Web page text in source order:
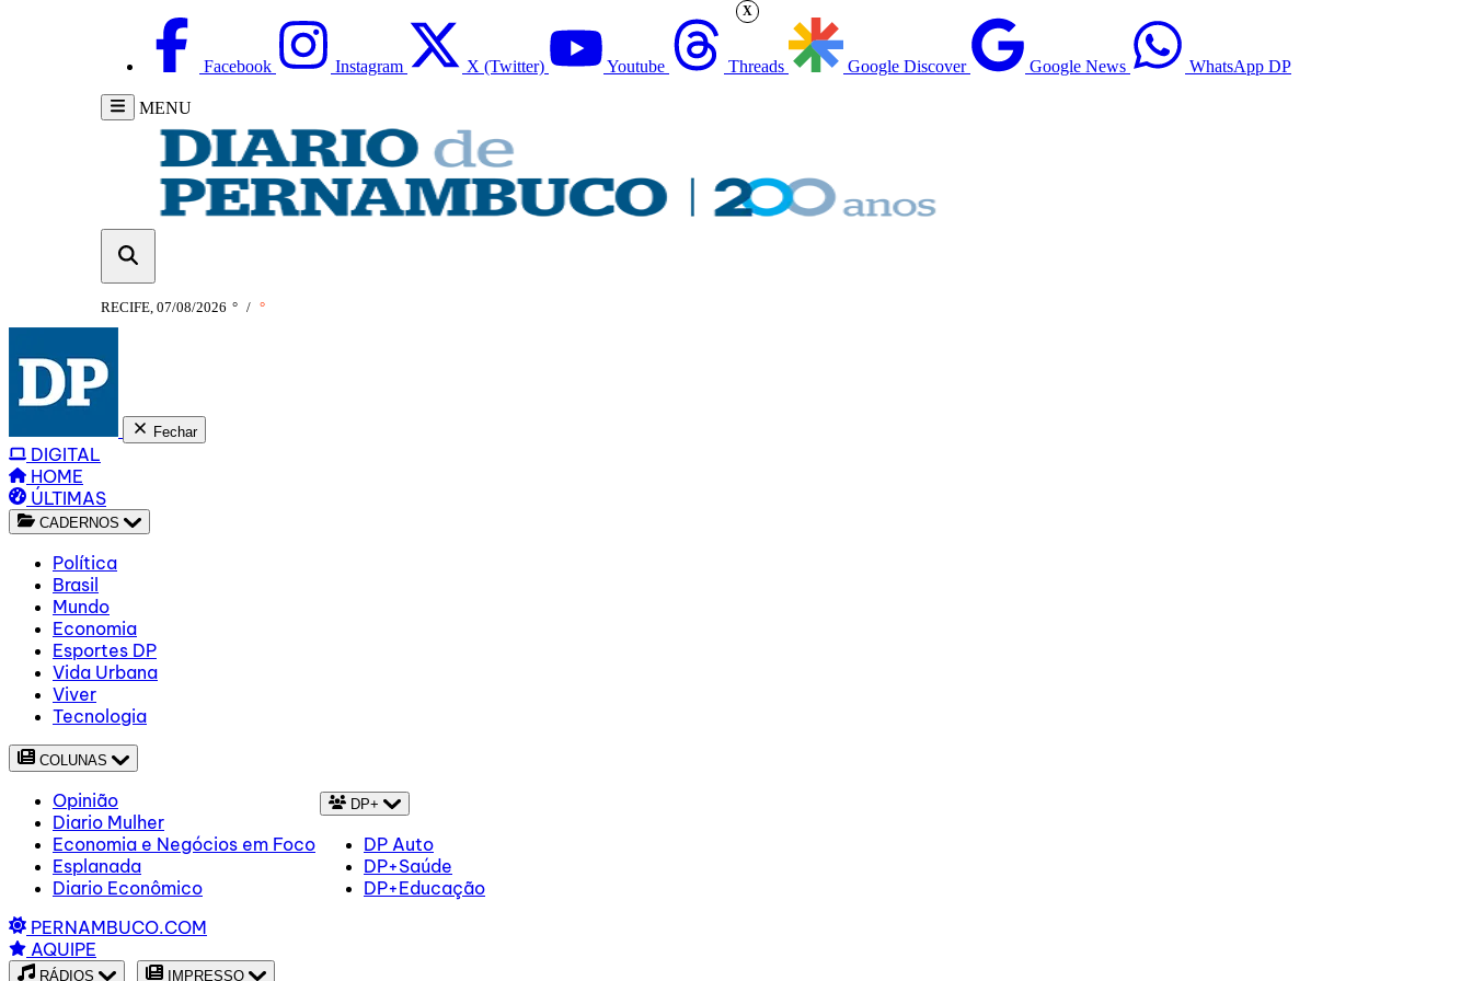
Facebook Instagram X (Twitter) Youtube Threads Google Discover Google News WhatsApp DP
MENU
RECIFE, 07/08/2026 ° / °
Fechar
DIGITAL
HOME
ÚLTIMAS
CADERNOS
Política
Brasil
Mundo
Economia
Esportes DP
Vida Urbana
Viver
Tecnologia
COLUNAS
Opinião
Diario Mulher
Economia e Negócios em Foco
Esplanada
Diario Econômico
DP+
DP Auto
DP+Saúde
DP+Educação
PERNAMBUCO.COM
AQUIPE
RÁDIOS IMPRESSO
X